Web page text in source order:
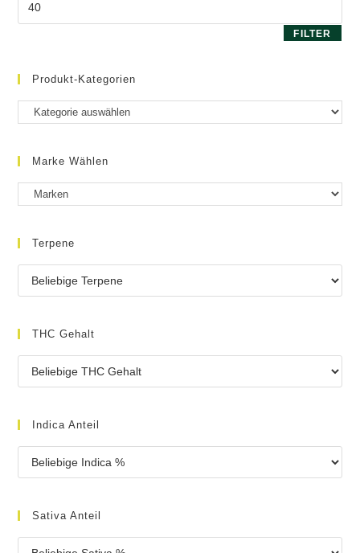
FILTER
Produkt-Kategorien
Marke Wählen
Terpene
THC Gehalt
Indica Anteil
Sativa Anteil